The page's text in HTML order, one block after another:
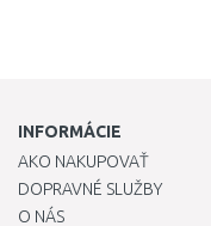
INFORMÁCIE
AKO NAKUPOVAŤ
DOPRAVNÉ SLUŽBY
O NÁS